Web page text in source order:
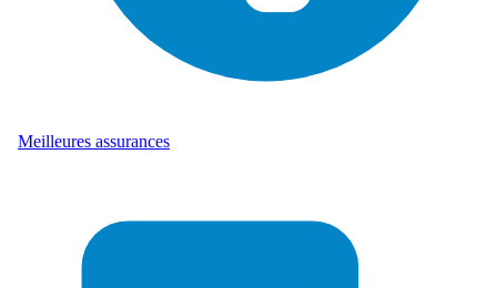
Meilleures assurances